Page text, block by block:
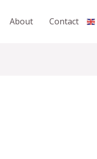
About Contact